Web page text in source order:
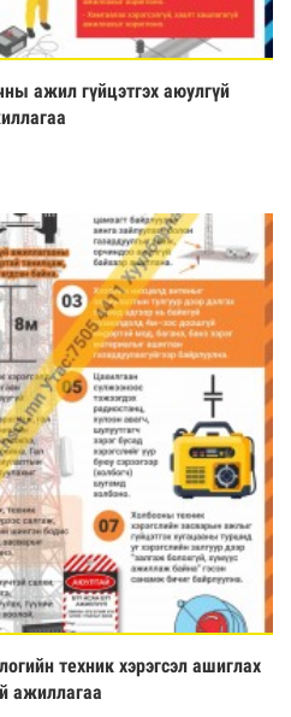
Үзэх
ажил гүйцэтгэх аюулгүй
Үзэх техник хэрэгсэл ашиглах
ажиллагаа